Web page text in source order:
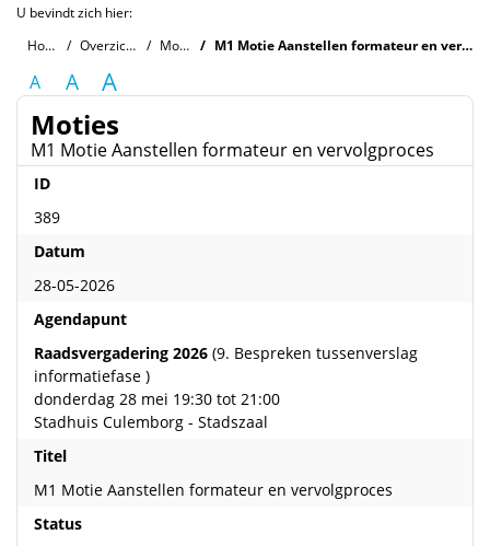
U bevindt zich hier:
Home
Overzichten Moties M1 Motie Aanstellen formateur en vervolgproces
A A A
Moties
M1 Motie Aanstellen formateur en vervolgproces
ID
389
Datum
28-05-2026
Agendapunt
Raadsvergadering 2026 (9. Bespreken tussenverslag
informatiefase )
donderdag 28 mei 19:30 tot 21:00
Stadhuis Culemborg - Stadszaal
Titel
M1 Motie Aanstellen formateur en vervolgproces
Status